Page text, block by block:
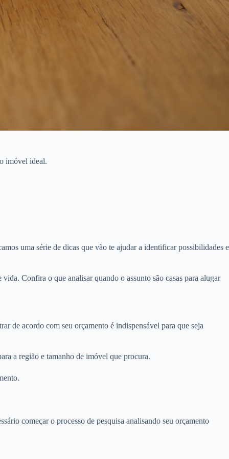
imóvel ideal.
uma série de dicas que vão te ajudar a identificar possibilidades e
Confira o que analisar quando o assunto são casas para alugar
de acordo com seu orçamento é indispensável para que seja
a região e tamanho de imóvel que procura.
começar o processo de pesquisa analisando seu orçamento